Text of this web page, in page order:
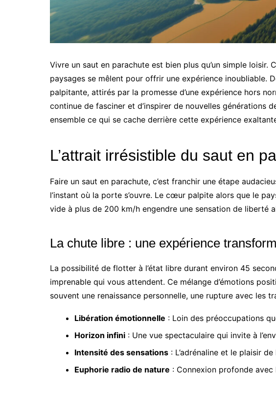
Vivre un saut en parachute est bien plus qu’un simple loisir.
paysages se mêlent pour offrir une expérience inoubliable.
palpitante, attirés par la promesse d’une expérience hors
continue de fasciner et d’inspirer de nouvelles générations
ensemble ce qui se cache derrière cette expérience
L’attrait irrésistible du saut en
Faire un saut en parachute, c’est franchir une étape
l’instant où la porte s’ouvre. Le cœur palpite alors que le
vide à plus de 200 km/h engendre une sensation de liberté
La chute libre : une expérience
La possibilité de flotter à l’état libre durant environ 45
imprenable qui vous attendent. Ce mélange d’émotions
souvent une renaissance personnelle, une rupture avec les
Libération émotionnelle : Loin des préoccupations
Horizon infini : Une vue spectaculaire qui invite à
Intensité des sensations : L’adrénaline et le plaisir
Euphorie radio de nature : Connexion profonde avec